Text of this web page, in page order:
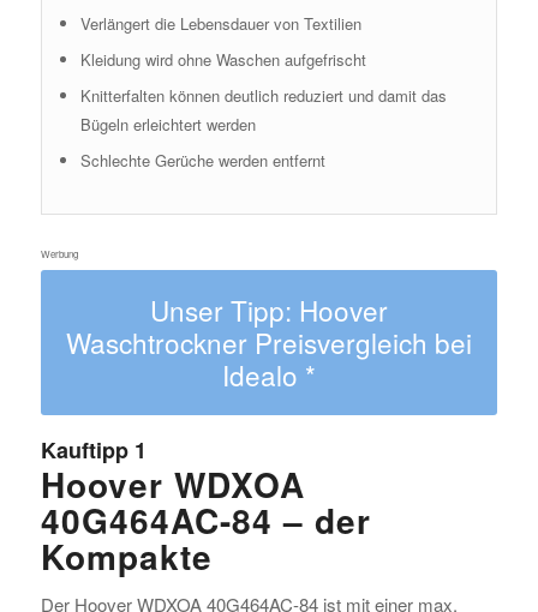
Verlängert die Lebensdauer von Textilien
Kleidung wird ohne Waschen aufgefrischt
Knitterfalten können deutlich reduziert und damit das
Bügeln erleichtert werden
Schlechte Gerüche werden entfernt
Werbung
Unser Tipp: Hoover
Waschtrockner Preisvergleich bei
Idealo *
Kauftipp 1
Hoover WDXOA
40G464AC-84 – der
Kompakte
Der Hoover WDXOA 40G464AC-84 ist mit einer max.